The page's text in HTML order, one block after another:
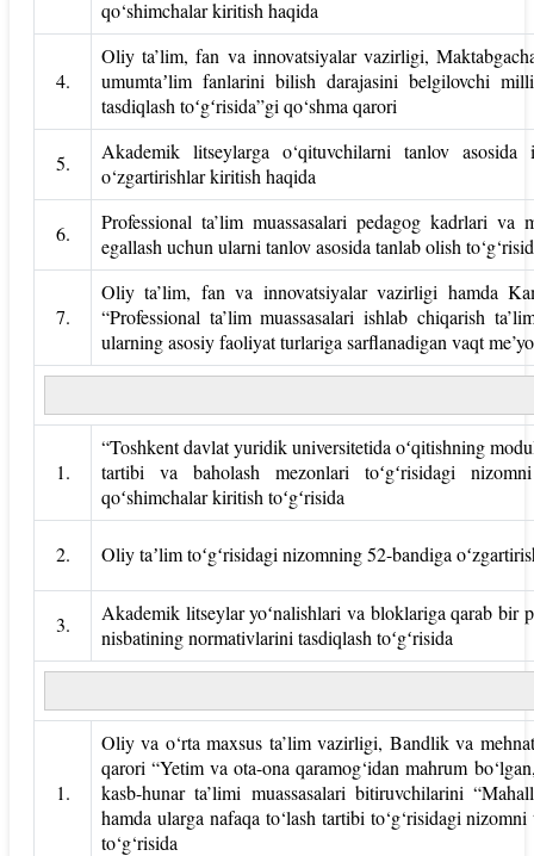
qo‘shimchalar kiritish haqida
4.
Oliy ta’lim, fan va innovatsiyalar vazirligi,
umumtaʼlim fanlarini bilish darajasini belgilovchi
tasdiqlash toʻgʻrisida”gi qo‘shma qarori
5.
Akademik litseylarga o‘qituvchilarni tanlov
o‘zgartirishlar kiritish haqida
6.
Professional ta’lim muassasalari pedagog kadrlari va
egallash uchun ularni tanlov asosida tanlab olish
7.
Oliy ta’lim, fan va innovatsiyalar vazirligi hamda
“Professional ta’lim muassasalari ishlab chiqarish
ularning asosiy faoliyat turlariga sarflanadigan vaqt
1.
“Toshkent davlat yuridik universitetida oʻqitishning
tartibi va baholash mezonlari toʻgʻrisidagi
qoʻshimchalar kiritish toʻgʻrisida
2. Oliy taʼlim toʻgʻrisidagi nizomning 52-bandiga
3.
Akademik litseylar yoʻnalishlari va bloklariga qarab bir
nisbatining normativlarini tasdiqlash toʻgʻrisida
1.
Oliy va o‘rta maxsus ta’lim vazirligi, Bandlik va
qarori “Yetim va ota-ona qaramog‘idan mahrum
kasb-hunar ta’limi muassasalari bitiruvchilarini
hamda ularga nafaqa to‘lash tartibi to‘g‘risidagi
to‘g‘risida